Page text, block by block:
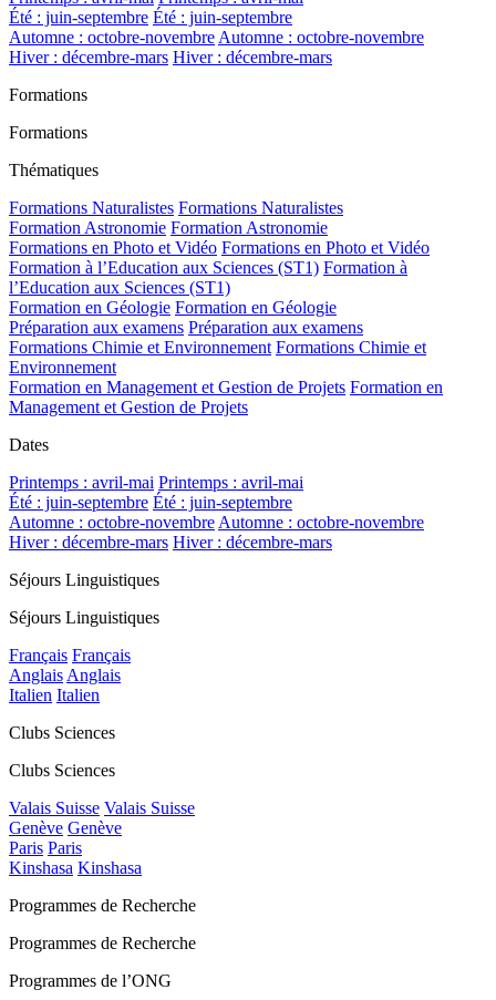
Été : juin-septembre Été : juin-septembre
Automne : octobre-novembre Automne : octobre-novembre
Hiver : décembre-mars Hiver : décembre-mars
Formations
Formations
Thématiques
Formations Naturalistes Formations Naturalistes
Formation Astronomie Formation Astronomie
Formations en Photo et Vidéo Formations en Photo et Vidéo
Formation à l’Education aux Sciences (ST1) Formation à
l’Education aux Sciences (ST1)
Formation en Géologie Formation en Géologie
Préparation aux examens Préparation aux examens
Formations Chimie et Environnement Formations Chimie et
Environnement
Formation en Management et Gestion de Projets Formation en
Management et Gestion de Projets
Dates
Printemps : avril-mai Printemps : avril-mai
Été : juin-septembre Été : juin-septembre
Automne : octobre-novembre Automne : octobre-novembre
Hiver : décembre-mars Hiver : décembre-mars
Séjours Linguistiques
Séjours Linguistiques
Français Français
Anglais Anglais
Italien Italien
Clubs Sciences
Clubs Sciences
Valais Suisse Valais Suisse
Genève Genève
Paris Paris
Kinshasa Kinshasa
Programmes de Recherche
Programmes de Recherche
Programmes de l’ONG